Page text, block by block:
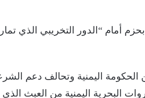
أمام “الدور التخريبي الذي
الحكومة اليمنية وتحالف دعم
البحرية اليمنية من العبث